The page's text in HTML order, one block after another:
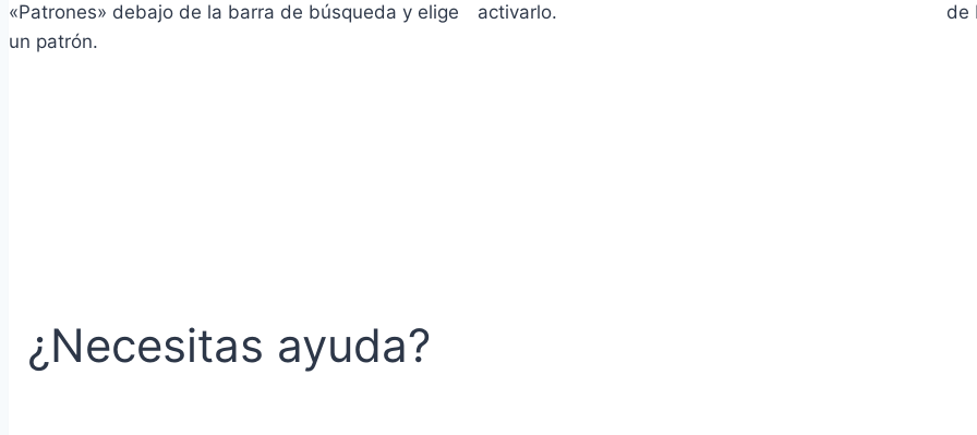
«Patrones» debajo de la barra de búsqueda y elige
un patrón.
activarlo.
de
¿Necesitas ayuda?